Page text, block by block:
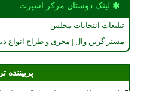
لینک دوستان مركز اسپرت
تبلیغات انتخابات مجلس
مستر گرین وال | مجری و طراح انواع
پربیننده